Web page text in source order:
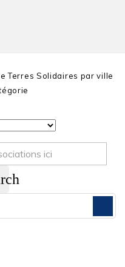
Terres Solidaires par ville